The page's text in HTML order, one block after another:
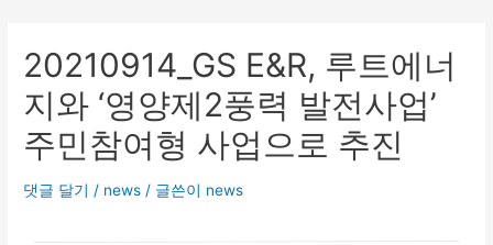
20210914_GS E&R, 루트에너
지와 ‘영양제2풍력 발전사업’
주민참여형 사업으로 추진
댓글 달기 / news / 글쓴이 news